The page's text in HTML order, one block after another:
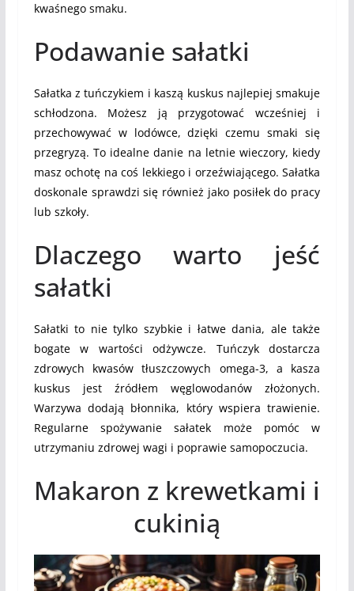
kwaśnego smaku.
Podawanie sałatki
Sałatka z tuńczykiem i kaszą kuskus najlepiej smakuje
schłodzona. Możesz ją przygotować wcześniej i
przechowywać w lodówce, dzięki czemu smaki się
przegryzą. To idealne danie na letnie wieczory, kiedy
masz ochotę na coś lekkiego i orzeźwiającego. Sałatka
doskonale sprawdzi się również jako posiłek do pracy
lub szkoły.
Dlaczego warto jeść
sałatki
Sałatki to nie tylko szybkie i łatwe dania, ale także
bogate w wartości odżywcze. Tuńczyk dostarcza
zdrowych kwasów tłuszczowych omega-3, a kasza
kuskus jest źródłem węglowodanów złożonych.
Warzywa dodają błonnika, który wspiera trawienie.
Regularne spożywanie sałatek może pomóc w
utrzymaniu zdrowej wagi i poprawie samopoczucia.
Makaron z krewetkami i
cukinią